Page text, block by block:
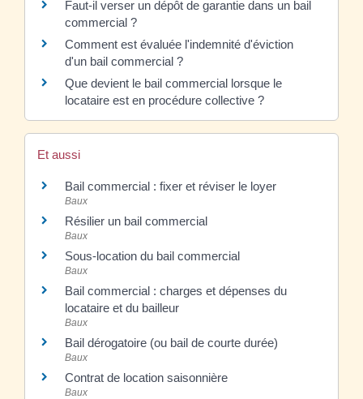
Faut-il verser un dépôt de garantie dans un bail
commercial ?
Comment est évaluée l'indemnité d'éviction
d'un bail commercial ?
Que devient le bail commercial lorsque le
locataire est en procédure collective ?
Et aussi
Bail commercial : fixer et réviser le loyer
Baux
Résilier un bail commercial
Baux
Sous-location du bail commercial
Baux
Bail commercial : charges et dépenses du
locataire et du bailleur
Baux
Bail dérogatoire (ou bail de courte durée)
Baux
Contrat de location saisonnière
Baux